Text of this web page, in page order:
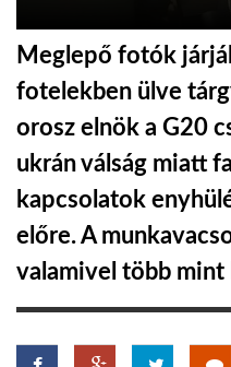
HÍR3D
TROPICALMAGAZIN
Meglepő fotók
fotelekben ülve
orosz elnök a G20
ukrán válság miatt
kapcsolatok
előre. A
valamivel több mint